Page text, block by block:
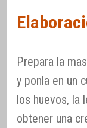
Prepara la
y ponla en un
los huevos, la
obtener una